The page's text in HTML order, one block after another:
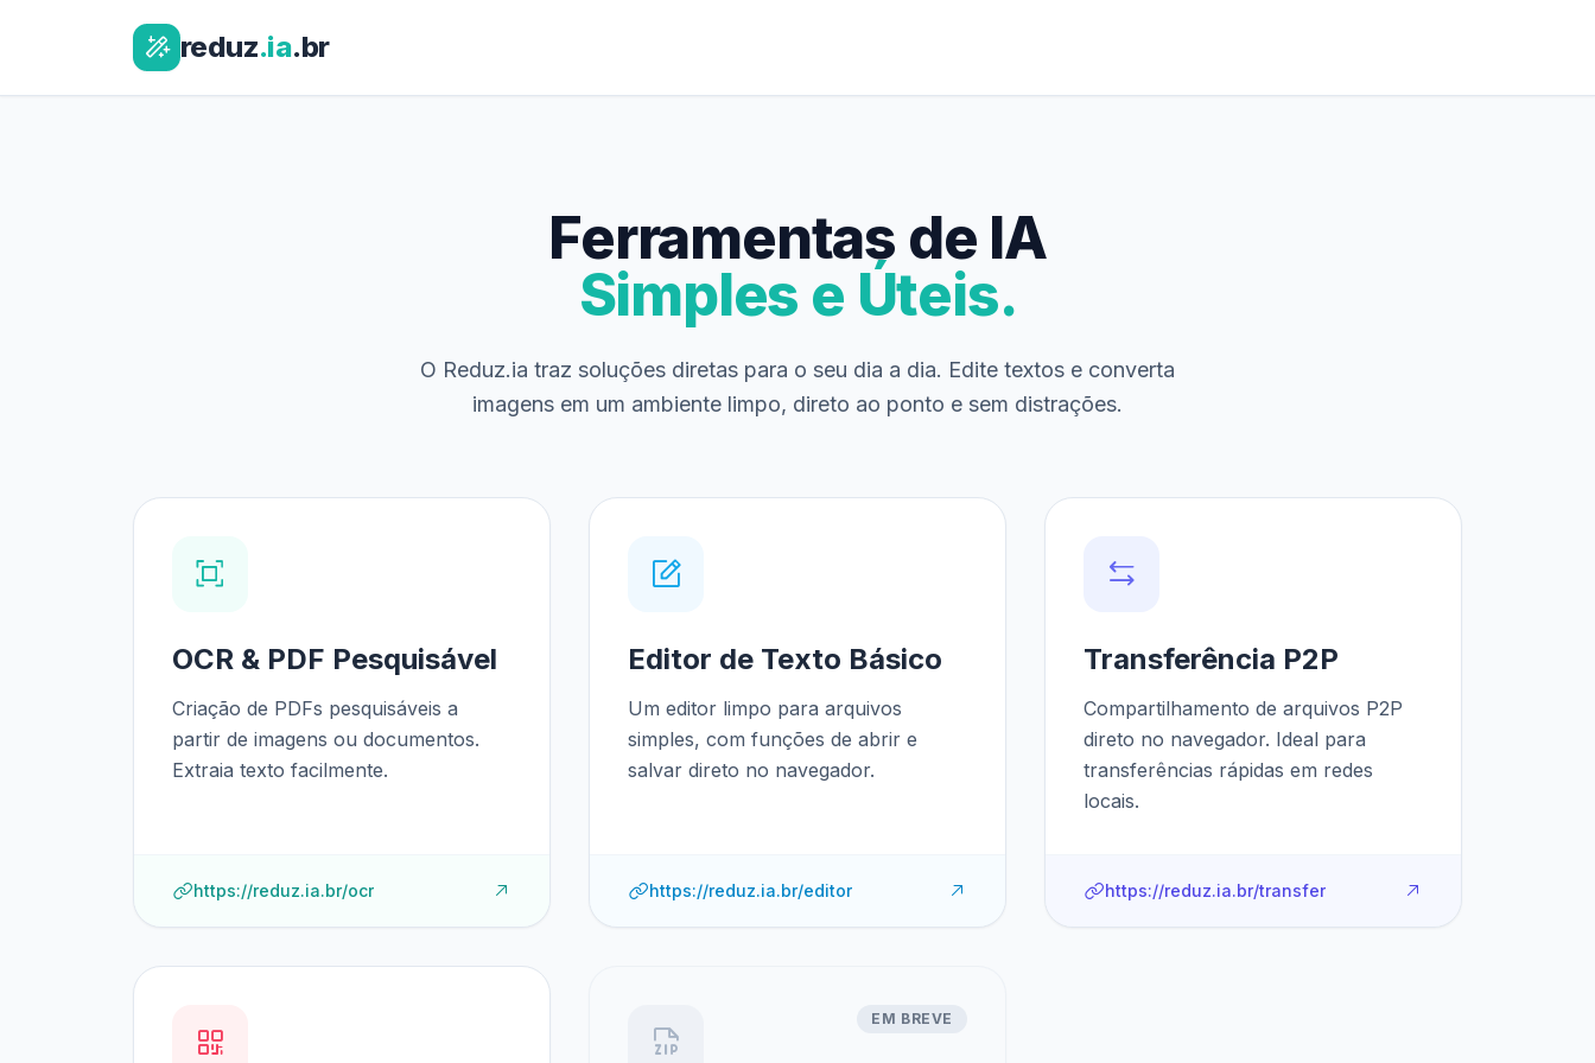
reduz.ia.br
Ferramentas de IA
Simples e Úteis.
O Reduz.ia traz soluções diretas para o seu dia a dia. Edite textos e converta
imagens em um ambiente limpo, direto ao ponto e sem distrações.
OCR & PDF Pesquisável
Criação de PDFs pesquisáveis a
partir de imagens ou documentos.
Extraia texto facilmente.
https://reduz.ia.br/ocr
Editor de Texto Básico
Um editor limpo para arquivos
simples, com funções de abrir e
salvar direto no navegador.
https://reduz.ia.br/editor
Transferência P2P
Compartilhamento de arquivos P2P
direto no navegador. Ideal para
transferências rápidas em redes
locais.
https://reduz.ia.br/transfer
EM BREVE